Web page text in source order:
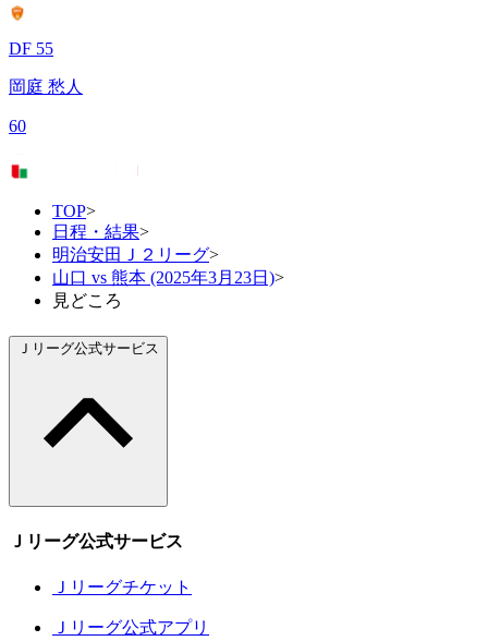
DF 55
岡庭 愁人
60
TOP>
日程・結果>
明治安田Ｊ２リーグ>
山口 vs 熊本 (2025年3月23日)>
見どころ
Ｊリーグ公式サービス
Ｊリーグ公式サービス
Ｊリーグチケット
Ｊリーグ公式アプリ